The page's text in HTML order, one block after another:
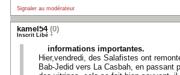
Signaler au modérateur
kamel54(0)
Inscrit Libé +
informations importantes.
Hier,vendredi, des Salafistes ont
Bab-Jedid vers La Casbah, en passant